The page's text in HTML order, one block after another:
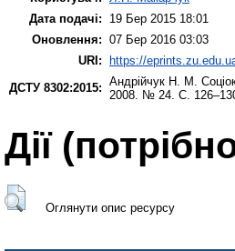
Дата подачі:
19 Бер 2015 18:01
Оновлення: 07 Бер 2016 03:03
URI:
https://
ДСТУ 8302:2015: Андрійчук Н. М.
2008. № 24. С.
Дії
Оглянути опис ресурсу